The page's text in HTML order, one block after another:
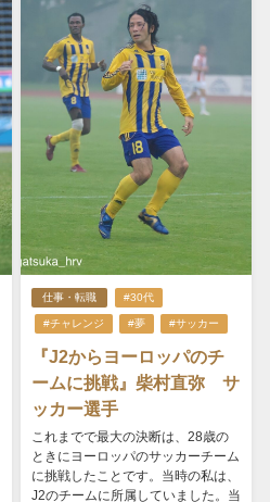
仕事・転職 #30代
#チャレンジ #夢 #サッカー
『J2からヨーロッパのチ
ームに挑戦』柴村直弥 サ
ッカー選手
これまでで最大の決断は、28歳の
ときにヨーロッパのサッカーチーム
に挑戦したことです。当時の私は、
J2のチームに所属していました。当